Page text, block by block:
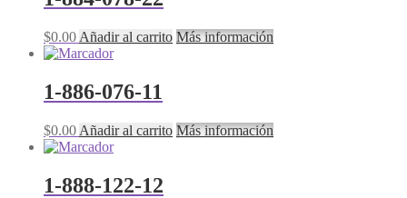
$0.00 Añadir al carrito Más información
1-886-076-11
$0.00 Añadir al carrito Más información
1-888-122-12